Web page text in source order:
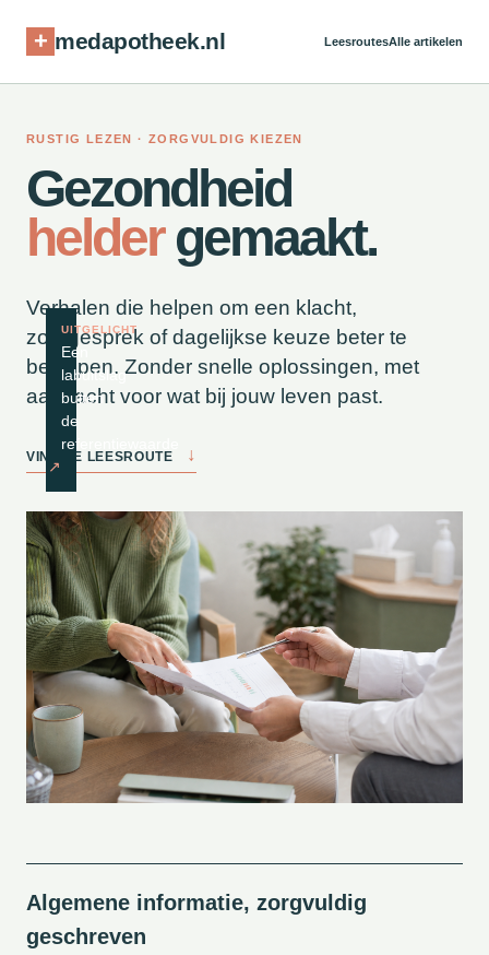
+ medapotheek.nl LeesroutesAlle artikelen
RUSTIG LEZEN · ZORGVULDIG KIEZEN
Gezondheid
heldergemaakt.
Verhalen die helpen om een klacht,
zorggesprek of dagelijkse keuze beter te
begrijpen. Zonder snelle oplossingen, met
aandacht voor wat bij jouw leven past.
VIND JE LEESROUTE ↓
UITGELICHT
Een
labuitslag
buiten
de
referentiewaarde
↗
Algemene informatie, zorgvuldig
geschreven